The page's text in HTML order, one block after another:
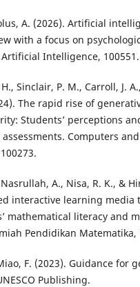
A. (2026). Artificial
with a focus on
Intelligence, 100551.
Sinclair, P. M., Carroll, J.
The rapid rise of
Students’ perceptions
Computers
A., Nisa, R. K., &
interactive learning media
mathematical literacy and
Pendidikan Matematika,
F. (2023). Guidance for
Publishing.